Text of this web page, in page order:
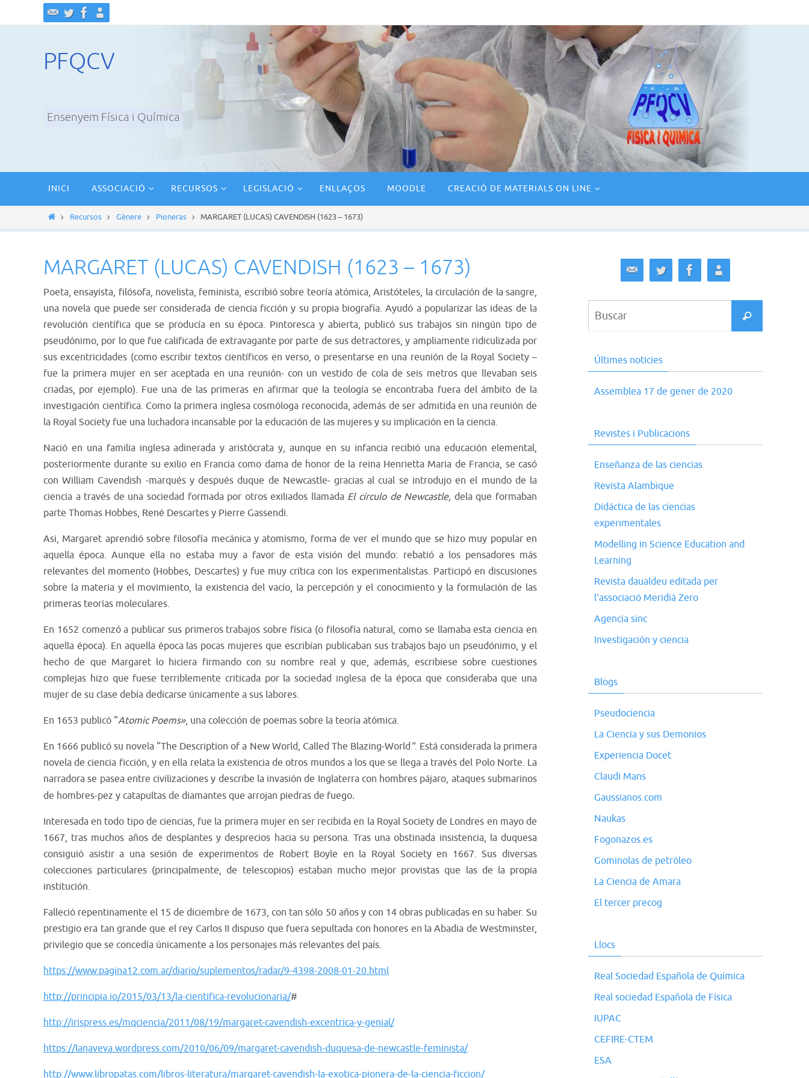
al
PFQCV
Ensenyem Física i Química
contenido
INICI ASSOCIACIÓ RECURSOS LEGISLACIÓ ENLLAÇOS MOODLE CREACIÓ DE MATERIALS ON LINE
InicioRecursos Gènere Pioneras MARGARET (LUCAS) CAVENDISH (1623 – 1673)
MARGARET (LUCAS) CAVENDISH (1623 – 1673)
Poeta, ensayista, filósofa, novelista, feminista, escribió sobre teoría atómica, Aristóteles, la circulación de la sangre,
una novela que puede ser considerada de ciencia ficción y su propia biografía. Ayudó a popularizar las ideas de la
revolución científica que se producía en su época. Pintoresca y abierta, publicó sus trabajos sin ningún tipo de
pseudónimo, por lo que fue calificada de extravagante por parte de sus detractores, y ampliamente ridiculizada por
sus excentricidades (como escribir textos científicos en verso, o presentarse en una reunión de la Royal Society –
fue la primera mujer en ser aceptada en una reunión- con un vestido de cola de seis metros que llevaban seis
criadas, por ejemplo). Fue una de las primeras en afirmar que la teología se encontraba fuera del ámbito de la
investigación científica. Como la primera inglesa cosmóloga reconocida, además de ser admitida en una reunión de
la Royal Society fue una luchadora incansable por la educación de las mujeres y su implicación en la ciencia.
Nació en una familia inglesa adinerada y aristócrata y, aunque en su infancia recibió una educación elemental,
posteriormente durante su exilio en Francia como dama de honor de la reina Henrietta Maria de Francia, se casó
conWilliam Cavendish -marqués y después duque de Newcastle- gracias al cual se introdujo en el mundo de la
ciencia a través de una sociedad formada por otros exiliados llamada El círculo de Newcastle, dela que formaban
parte Thomas Hobbes, René Descartes y Pierre Gassendi.
Asi, Margaret aprendió sobre filosofía mecánica y atomismo, forma de ver el mundo que se hizo muy popular en
aquella época. Aunque ella no estaba muy a favor de esta visión del mundo: rebatió a los pensadores más
relevantes del momento (Hobbes, Descartes) y fue muy crítica con los experimentalistas. Participó en discusiones
sobre la materia y el movimiento, la existencia del vacío, la percepción y el conocimiento y la formulación de las
primeras teorías moleculares.
En 1652 comenzó a publicar sus primeros trabajos sobre física (o filosofía natural, como se llamaba esta ciencia en
aquella época). En aquella época las pocas mujeres que escribían publicaban sus trabajos bajo un pseudónimo, y el
hecho de que Margaret lo hiciera firmando con su nombre real y que, además, escribiese sobre cuestiones
complejas hizo que fuese terriblemente criticada por la sociedad inglesa de la época que consideraba que una
mujer de su clase debía dedicarse únicamente a sus labores.
En 1653 publicó “Atomic Poems», una colección de poemas sobre la teoría atómica.
En 1666 publicó su novela “The Description of a New World, Called The Blazing-World”. Está considerada la primera
novela de ciencia ficción, y en ella relata la existencia de otros mundos a los que se llega a través del Polo Norte. La
narradora se pasea entre civilizaciones y describe la invasión de Inglaterra con hombres pájaro, ataques submarinos
de hombres-pez y catapultas de diamantes que arrojan piedras de fuego.
Interesada en todo tipo de ciencias, fue la primera mujer en ser recibida en la Royal Society de Londres en mayo de
1667, tras muchos años de desplantes y desprecios hacia su persona. Tras una obstinada insistencia, la duquesa
consiguió asistir a una sesión de experimentos de Robert Boyle en la Royal Society en 1667. Sus diversas
colecciones particulares (principalmente, de telescopios) estaban mucho mejor provistas que las de la propia
institución.
Falleció repentinamente el 15 de diciembre de 1673, con tan sólo 50 años y con 14 obras publicadas en su haber. Su
prestigio era tan grande que el rey Carlos II dispuso que fuera sepultada con honores en la Abadia de Westminster,
privilegio que se concedía únicamente a los personajes más relevantes del país.
https://www.pagina12.com.ar/diario/suplementos/radar/9-4398-2008-01-20.html
http://principia.io/2015/03/13/la-cientifica-revolucionaria/#
http://irispress.es/mqciencia/2011/08/19/margaret-cavendish-excentrica-y-genial/
https://lanaveva.wordpress.com/2010/06/09/margaret-cavendish-duquesa-de-newcastle-feminista/
http://www.libropatas.com/libros-literatura/margaret-cavendish-la-exotica-pionera-de-la-ciencia-ficcion/
Buscar
Últimes notícies
Assemblea 17 de gener de 2020
Revistes i Publicacions
Enseñanza de las ciencias
Revista Alambique
Didáctica de las ciencias
experimentales
Modelling in Science Education and
Learning
Revista daualdeu editada per
l'associació Meridià Zero
Agencia sinc
Investigación y ciencia
Blogs
Pseudociencia
La Ciencia y sus Demonios
Experiencia Docet
Claudi Mans
Gaussianos.com
Naukas
Fogonazos.es
Gominolas de petróleo
La Ciencia de Amara
El tercer precog
Llocs
Real Sociedad Española de Química
Real sociedad Española de Física
IUPAC
CEFIRE-CTEM
ESA